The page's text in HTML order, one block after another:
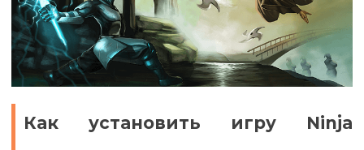
Как установить игру Ninja